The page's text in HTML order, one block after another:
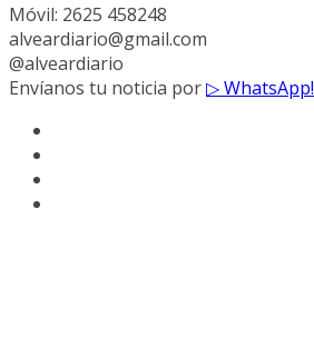
Móvil: 2625 458248
alveardiario@gmail.com
@alveardiario
Envíanos tu noticia por▷ WhatsApp!